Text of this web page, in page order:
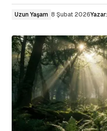
Uzun Yaşam 8 Şubat 2026Yazar: